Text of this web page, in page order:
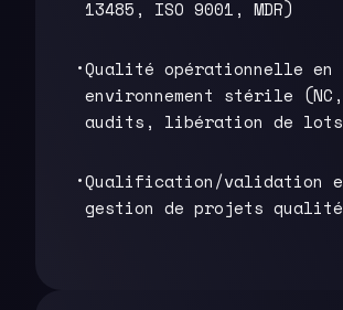
13485, ISO 9001, MDR)
Qualité opérationnelle en
environnement stérile (NC,
audits, libération de
Qualification/validation
gestion de projets qualité